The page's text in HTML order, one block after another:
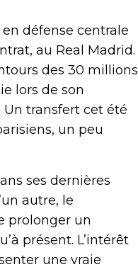
défense centrale
au Real Madrid.
des 30 millions
lors de son
transfert cet été
un peu
ses dernières
autre, le
prolonger un
présent. L’intérêt
une vraie